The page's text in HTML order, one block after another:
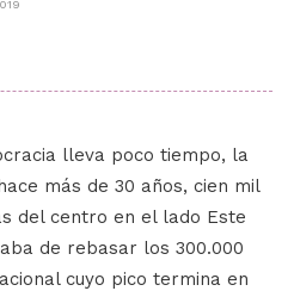
lleva poco tiempo, la
más de 30 años, cien mil
del centro en el lado Este
de rebasar los 300.000
cuyo pico termina en